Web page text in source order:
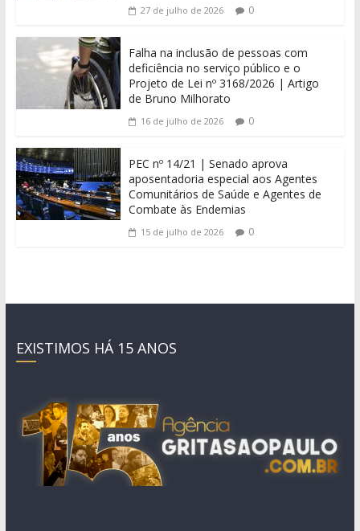
27 de julho de 2026 0
Falha na inclusão de pessoas com
deficiência no serviço público e o
Projeto de Lei nº 3168/2026 | Artigo
de Bruno Milhorato
16 de julho de 2026 0
PEC nº 14/21 | Senado aprova
aposentadoria especial aos Agentes
Comunitários de Saúde e Agentes de
Combate às Endemias
15 de julho de 2026 0
EXISTIMOS HÁ 15 ANOS